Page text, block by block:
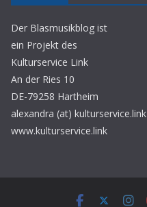
Der Blasmusikblog ist
ein Projekt des
Kulturservice Link
An der Ries 10
DE-79258 Hartheim
alexandra (at) kulturservice.link
www.kulturservice.link